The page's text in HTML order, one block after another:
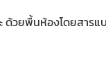
ด้วยพื้นห้องโดยสาร